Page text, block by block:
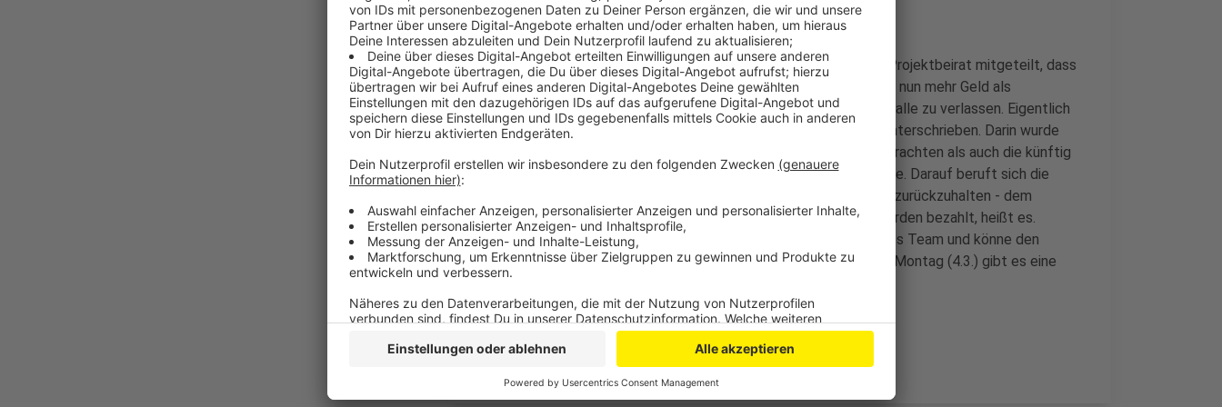
Aber das Architektenbüro hat der Oberbürgermeisterin und dem Projektbeirat mitgeteilt, dass
es mehr leisten musste als geplant, die Architekten fordern dafür nun mehr Geld als
ursprünglich vereinbart, sie drohen damit, das Projekt Beethovenhalle zu verlassen. Eigentlich
hatten NSA und Bonn Ende 2022 eine zusätzliche Vereinbarung unterschrieben. Darin wurde
NSA ein Pauschalhonorar zugesichert, das sowohl alle bereits erbrachten als auch die künftig
noch zu erbringenden Leistungen bis zur Fertigstellung beinhaltete. Darauf beruft sich die
Stadt. Außerdem werfen die Architekten der Stadt vor, Honorare zurückzuhalten - dem
widerspricht die Stadt aber ausdrücklich. Unstrittige Honorare wurden bezahlt, heißt es.
Notfalls habe man ein mit allen Fachkompetenzen ausgestattetes Team und könne den
Ausfall der Architekten kompensieren, sagt der Projektleiter. Am Montag (4.3.) gibt es eine
Sondersitzung des Projektbeirats.
Anzeige